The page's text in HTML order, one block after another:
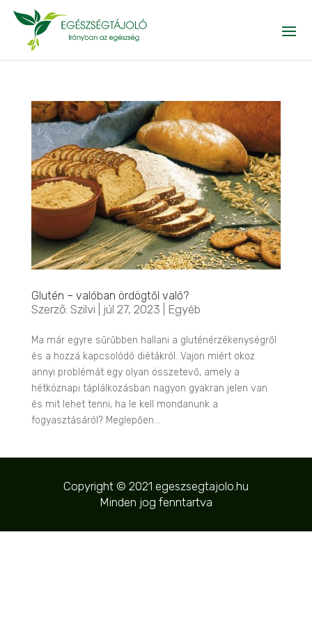
Glutén – valóban ördögtől való?
Szerző: Szilvi júl 27, 2023 Egyéb
Ma már egyre sűrűbben hallani a gluténérzékenységről
és a hozzá kapcsolódó diétákról. Vajon miért okoz
annyi problémát egy olyan összetevő, amely a
hétköznapi táplálkozásban nagyon gyakran jelen van
és mit lehet tenni, ha le kell mondanunk a
fogyasztásáról? Meglepően...
Copyright © 2021 egeszsegtajolo.hu
Minden jog fenntartva